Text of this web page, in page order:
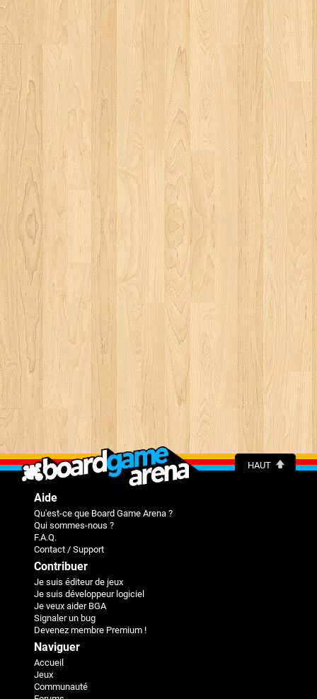
HAUT
Aide
Qu'est-ce que Board Game Arena ?
Qui sommes-nous ?
F.A.Q.
Contact / Support
Contribuer
Je suis éditeur de jeux
Je suis développeur logiciel
Je veux aider BGA
Signaler un bug
Devenez membre Premium !
Naviguer
Accueil
Jeux
Communauté